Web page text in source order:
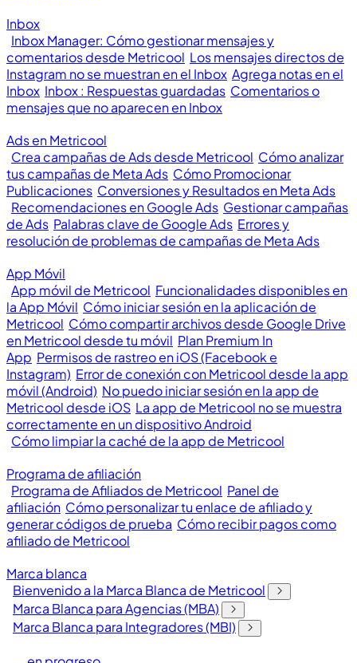
Inbox
Inbox Manager: Cómo gestionar mensajes y
comentarios desde Metricool Los mensajes directos de
Instagram no se muestran en el Inbox Agrega notas en el
Inbox Inbox : Respuestas guardadas Comentarios o
mensajes que no aparecen en Inbox
Ads en Metricool
Crea campañas de Ads desde Metricool Cómo analizar
tus campañas de Meta Ads Cómo Promocionar
Publicaciones Conversiones y Resultados en Meta Ads
Recomendaciones en Google Ads Gestionar campañas
de Ads Palabras clave de Google Ads Errores y
resolución de problemas de campañas de Meta Ads
App Móvil
App móvil de Metricool Funcionalidades disponibles en
la App Móvil Cómo iniciar sesión en la aplicación de
Metricool Cómo compartir archivos desde Google Drive
en Metricool desde tu móvil Plan Premium In
App Permisos de rastreo en iOS (Facebook e
Instagram) Error de conexión con Metricool desde la app
móvil (Android) No puedo iniciar sesión en la app de
Metricool desde iOS La app de Metricool no se muestra
correctamente en un dispositivo Android
Cómo limpiar la caché de la app de Metricool
Programa de afiliación
Programa de Afiliados de Metricool Panel de
afiliación Cómo personalizar tu enlace de afiliado y
generar códigos de prueba Cómo recibir pagos como
afiliado de Metricool
Marca blanca
Bienvenido a la Marca Blanca de Metricool
Marca Blanca para Agencias (MBA)
Marca Blanca para Integradores (MBI)